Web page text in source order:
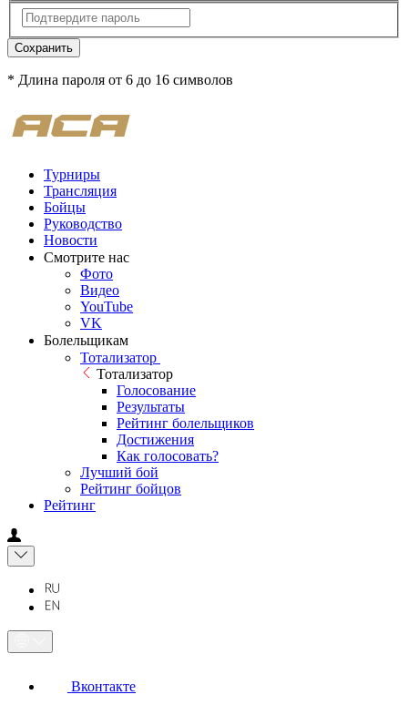
Сохранить
* Длина пароля от 6 до 16 символов
Турниры
Трансляция
Бойцы
Руководство
Новости
Смотрите нас
Фото
Видео
YouTube
VK
Болельщикам
Тотализатор
Тотализатор
Голосование
Результаты
Рейтинг болельщиков
Достижения
Как голосовать?
Лучший бой
Рейтинг бойцов
Рейтинг
Вконтакте